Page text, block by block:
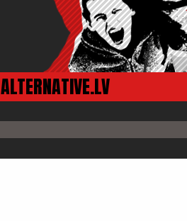
ALTERNATIVE.LV